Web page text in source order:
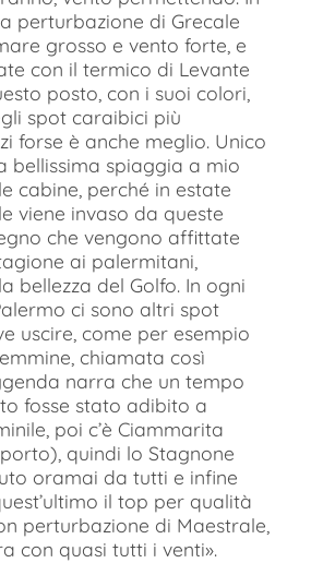
perturbazione di Grecale
grosso e vento forte, e
con il termico di Levante
posto, con i suoi colori,
spot caraibici più
forse è anche meglio. Unico
bellissima spiaggia a mio
cabine, perché in estate
viene invaso da queste
che vengono affittate
ai palermitani,
bellezza del Golfo. In ogni
ci sono altri spot
uscire, come per esempio
chiamata così
narra che un tempo
fosse stato adibito a
poi c’è Ciammarita
quindi lo Stagnone
oramai da tutti e infine
il top per qualità
perturbazione di Maestrale,
con quasi tutti i venti».